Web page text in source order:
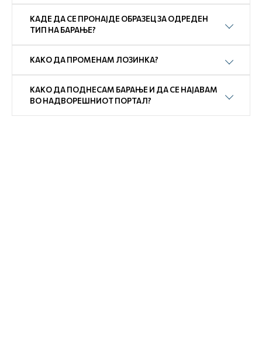
Медиа центар
КАДЕ ДА СЕ ПРОНАЈДЕ ОБРАЗЕЦ ЗА ОДРЕДЕН
ТИП НА БАРАЊЕ?
КАКО ДА ПРОМЕНАМ ЛОЗИНКА?
КАКО ДА ПОДНЕСАМ БАРАЊЕ И ДА СЕ НАЈАВАМ
ВО НАДВОРЕШНИОТ ПОРТАЛ?